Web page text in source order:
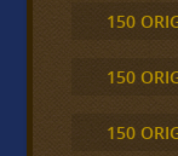
150
150
150